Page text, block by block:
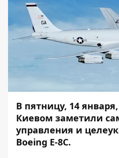
В пятницу, 14
Киевом заметили
управления и
Boeing E-8C.